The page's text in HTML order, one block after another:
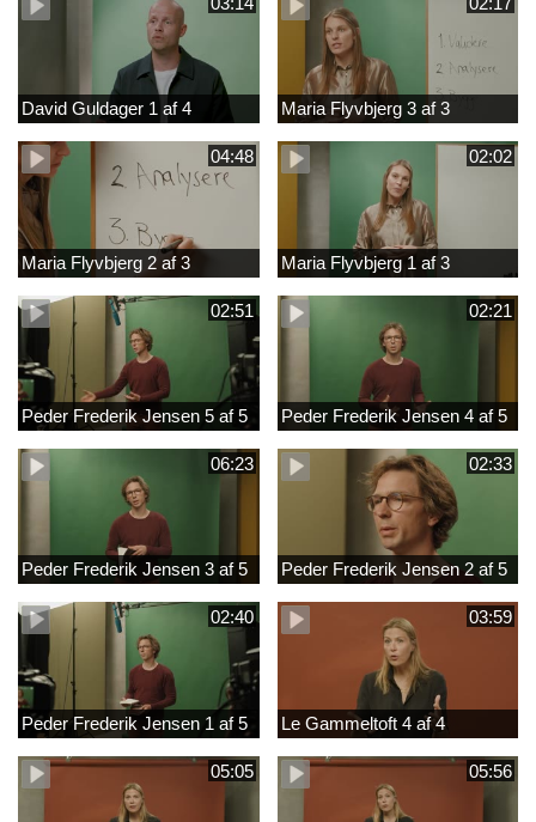
David Guldager 1 af 4 Maria Flyvbjerg 3 af 3
04:48
Maria Flyvbjerg 2 af 3
02:02
Maria Flyvbjerg 1 af 3
02:51
Peder Frederik Jensen 5 af 5
02:21
Peder Frederik Jensen 4 af 5
06:23
Peder Frederik Jensen 3 af 5
02:33
Peder Frederik Jensen 2 af 5
02:40
Peder Frederik Jensen 1 af 5
03:59
Le Gammeltoft 4 af 4
05:05 05:56